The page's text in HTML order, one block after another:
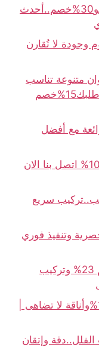
مظلات شينكو..عروض تركيب الشينكو30%خصم..أحدث
تدوم وجودة لا تُقارن
متنوعة تناسب
جميع أذواق الديكور مخصصة حسب طلبك15%خصم
مع أفضل
مظلات خشبية جدة بجودة وضمان 100% اتصل بنا الان
سريع
حصرية وتنفيذ فوري
حداد شبوك جدة..جودة أصلية وخصم 23% وتركيب
مظلات مسابح بجدة حماية فائقة100%وأناقة لا تضاهى |
وإتقان